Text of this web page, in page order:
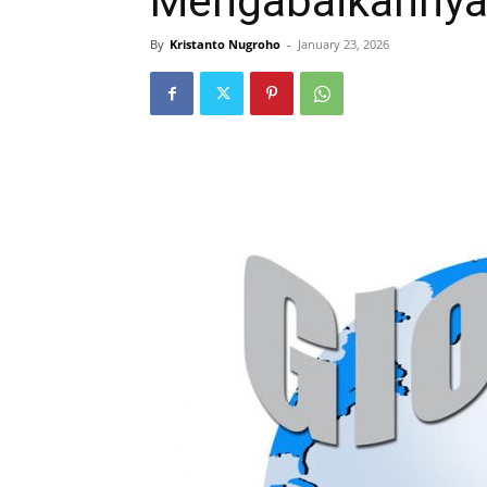
By Kristanto Nugroho - January 23, 2026